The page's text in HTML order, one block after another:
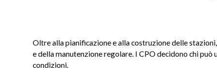
Oltre alla pianificazione e alla costruzione delle
e della manutenzione regolare. I CPO decidono chi
condizioni.